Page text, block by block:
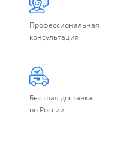
Профессиональная
консультация
Быстрая доставка
по России